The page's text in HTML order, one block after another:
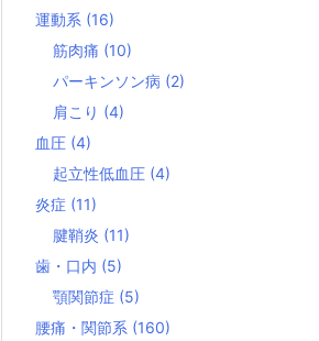
運動系 (16)
筋肉痛 (10)
パーキンソン病 (2)
肩こり (4)
血圧 (4)
起立性低血圧 (4)
炎症 (11)
腱鞘炎 (11)
歯・口内 (5)
顎関節症 (5)
腰痛・関節系 (160)